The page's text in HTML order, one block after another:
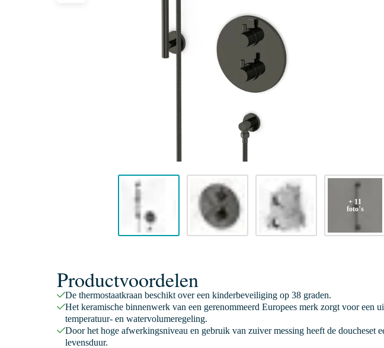
+ 11
foto’s
Productvoordelen
De thermostaatkraan beschikt over een kinderbeveiliging op 38 graden.
Het keramische binnenwerk van een gerenommeerd Europees merk zorgt voor een
temperatuur- en watervolumeregeling.
Door het hoge afwerkingsniveau en gebruik van zuiver messing heeft de doucheset
levensduur.